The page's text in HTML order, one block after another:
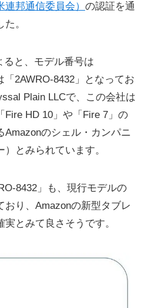
連邦通信委員会） の認証を通
。
ると、モデル番号は
「2AWRO-8432」となってお
Plain LLCで、この会社は
Fire HD 10」や「Fire 7」の
Amazonのシェル・カンパニ
とみられています。
8432」も、現行モデルの
おり、Amazonの新型タブレ
とみて良さそうです。